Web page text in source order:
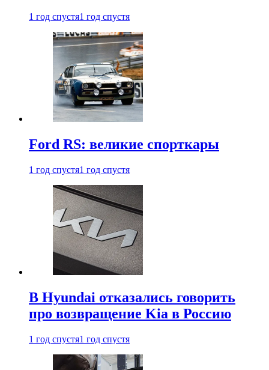
1 год спустя1 год спустя
Ford RS: великие спорткары
1 год спустя1 год спустя
В Hyundai отказались говорить
про возвращение Kia в Россию
1 год спустя1 год спустя